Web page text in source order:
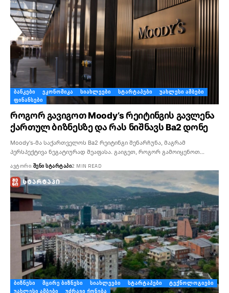
ᲑᲐᲜᲙᲔᲑᲘ ᲔᲙᲝᲜᲝᲛᲘᲙᲐ ᲡᲘᲐᲮᲚᲔᲔᲑᲘ ᲡᲢᲐᲠᲢᲐᲞᲔᲑᲘ
ᲣᲐᲮᲚᲔᲡᲘ ᲐᲛᲑᲔᲑᲘ
ᲤᲘᲜᲐᲜᲡᲔᲑᲘ
როგორ გავიგოთ Moody’s რეიტინგის გავლენა
ქართულ ბიზნესზე და რას ნიშნავს Ba2 დონე
Moody's-მა საქართველოს Ba2 რეიტინგი შენარჩუნა, მაგრამ
პერსპექტივა ნეგატიურად შეაფასა. გაიგეთ, როგორ გამოიყენოთ…
ᲐᲕᲢᲝᲠᲘ:ᲨᲔᲜᲘ ᲡᲢᲐᲠᲢᲐᲞᲘ2 MIN READ
ᲑᲘᲖᲜᲔᲡᲘ ᲛᲪᲘᲠᲔ ᲑᲘᲖᲜᲔᲡᲘ ᲡᲘᲐᲮᲚᲔᲔᲑᲘ ᲡᲢᲐᲠᲢᲐᲞᲔᲑᲘ
ᲢᲔᲥᲜᲝᲚᲝᲒᲘᲔᲑᲘ
ᲣᲐᲮᲚᲔᲡᲘ ᲐᲛᲑᲔᲑᲘ
ᲣᲫᲠᲐᲕᲘ ᲥᲝᲜᲔᲑᲐ